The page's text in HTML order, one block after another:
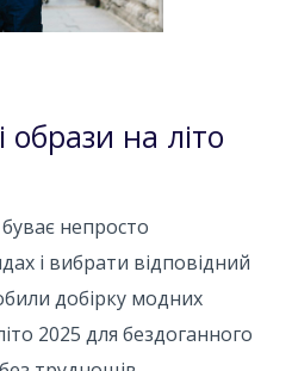
образи на літо
непросто
і вибрати відповідний
добірку модних
2025 для бездоганного